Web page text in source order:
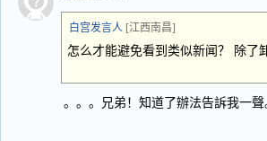
白宫发言人 [江西南昌]
怎么才能避免看到类似新闻？ 除了
。。。兄弟！知道了辦法告訴我一聲